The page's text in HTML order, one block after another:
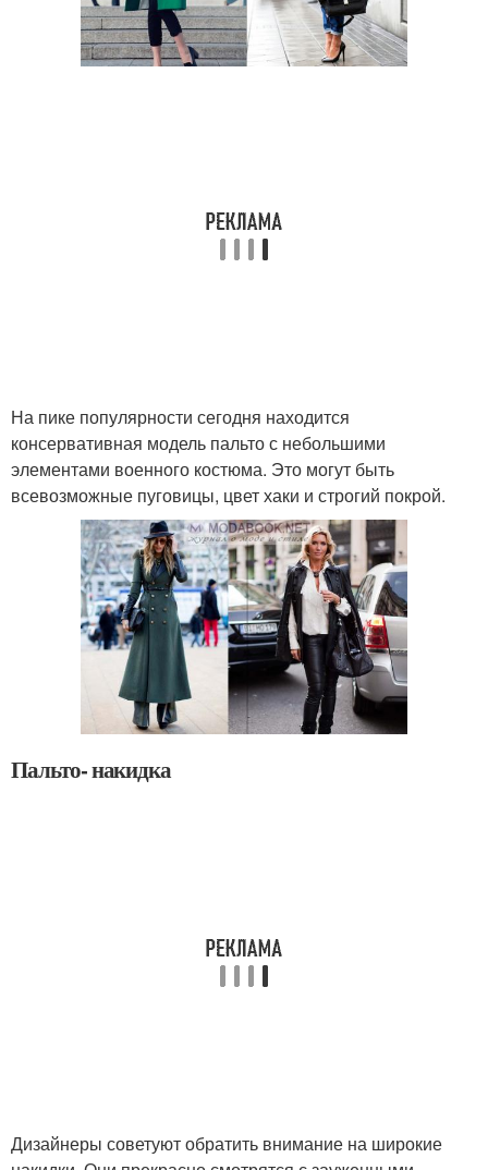
На пике популярности сегодня находится
консервативная модель пальто с небольшими
элементами военного костюма. Это могут быть
всевозможные пуговицы, цвет хаки и строгий покрой.
Пальто- накидка
Дизайнеры советуют обратить внимание на широкие